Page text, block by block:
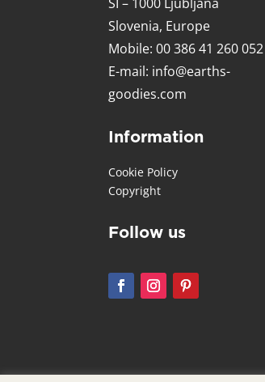
Slovenia, Europe
Mobile: 00 386 41 260 052
E-mail: info@earths-
goodies.com
Information
Cookie Policy
Copyright
Follow us